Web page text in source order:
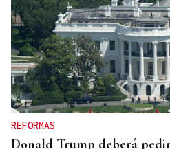
REFORMAS
Donald Trump deberá